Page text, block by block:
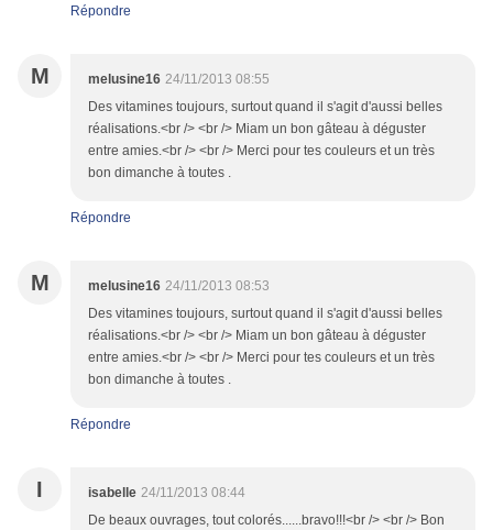
Répondre
M melusine16 24/11/2013 08:55
Des vitamines toujours, surtout quand il s'agit d'aussi belles
réalisations.<br /> <br /> Miam un bon gâteau à déguster
entre amies.<br /> <br /> Merci pour tes couleurs et un très
bon dimanche à toutes .
Répondre
M melusine16 24/11/2013 08:53
Des vitamines toujours, surtout quand il s'agit d'aussi belles
réalisations.<br /> <br /> Miam un bon gâteau à déguster
entre amies.<br /> <br /> Merci pour tes couleurs et un très
bon dimanche à toutes .
Répondre
I isabelle 24/11/2013 08:44
De beaux ouvrages, tout colorés......bravo!!!<br /> <br /> Bon